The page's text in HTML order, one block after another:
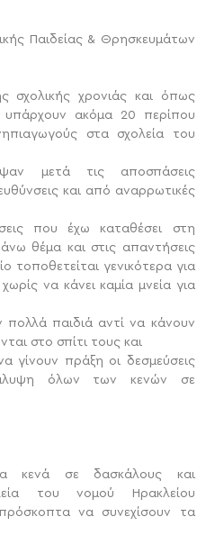
Παιδείας & Θρησκευμάτων
σχολικής χρονιάς και όπως
υπάρχουν ακόμα 20 περίπου
στα σχολεία του
μετά τις αποσπάσεις
και από αναρρωτικές
που έχω καταθέσει στη
θέμα και στις απαντήσεις
τοποθετείται γενικότερα για
να κάνει καμία μνεία για
πολλά παιδιά αντί να κάνουν
στο σπίτι τους και
γίνουν πράξη οι δεσμεύσεις
όλων των κενών σε
κενά σε δασκάλους και
του νομού Ηρακλείου
να συνεχίσουν τα